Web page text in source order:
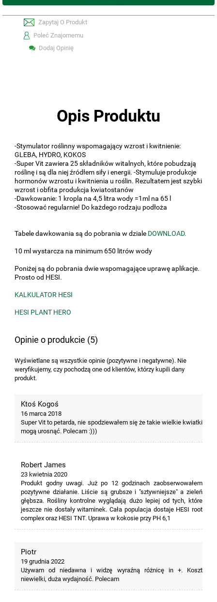
Zapytaj O Produkt
Poleć Znajomemu
Dodaj Opinię
Opis Produktu
-Stymulator roślinny wspomagający wzrost i kwitnienie:
GLEBA, HYDRO, KOKOS
-Super Vit zawiera 25 składników witalnych, które pobudzają
roślinę i są dla niej źródłem siły i energii. -Stymuluje produkcje
hormonów wzrostu i kwitnienia u roślin. Rezultatem jest szybki
wzrost i obfita produkcja kwiatostanów
-Dawkowanie: 1 kropla na 4,5 litra wody =1ml na 65 l
-Stosować regularnie! Do każdego rodzaju podłoża
Tabele dawkowania są do pobrania w dziale DOWNLOAD.
10 ml wystarcza na minimum 650 litrów wody
Poniżej są do pobrania dwie wspomagające uprawę aplikacje.
Prosto od HESI.
KALKULATOR HESI
HESI PLANT HERO
Opinie o produkcie (5)
Wyświetlane są wszystkie opinie (pozytywne i negatywne). Nie
weryfikujemy, czy pochodzą one od klientów, którzy kupili dany
produkt.
Ktoś Kogoś
16 marca 2018
Super Vit to petarda, nie spodziewałem się że takie wielkie kwiatki
mogą urosnąć. Polecam :)))
Robert James
23 kwietnia 2020
Produkt godny uwagi. Już po 12 godzinach zaobserwowałem
pozytywne działanie. Liście są grubsze i "sztywniejsze" a zieleń
głębsza. Rośliny kontrolne wyglądają dużo lepiej od tych, które
jeszcze nie dostały witaminek. Cała populacja dostaje HESI root
complex oraz HESI TNT. Uprawa w kokosie przy PH 6,1
Piotr
19 grudnia 2022
Używam od niedawna i widzę wyraźną różnicę in +. Koszt
niewielki, duża wydajność. Polecam